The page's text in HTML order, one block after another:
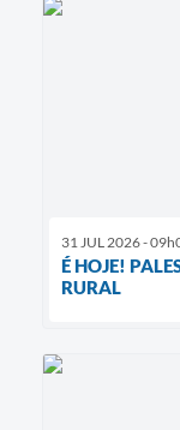
31 JUL 2026 -
É HOJE!
RURAL